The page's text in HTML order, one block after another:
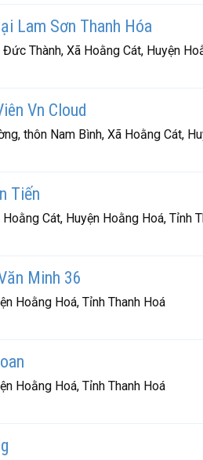
Lam Sơn Thanh Hóa
Thành, Xã Hoằng Cát, Huyện
Vn Cloud
thôn Nam Bình, Xã Hoằng Cát,
Tiến
Cát, Huyện Hoằng Hoá, Tỉnh
Minh 36
Hoằng Hoá, Tỉnh Thanh Hoá
Hoằng Hoá, Tỉnh Thanh Hoá